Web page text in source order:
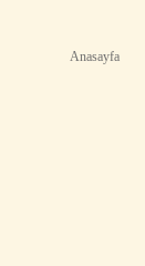
Anasayfa